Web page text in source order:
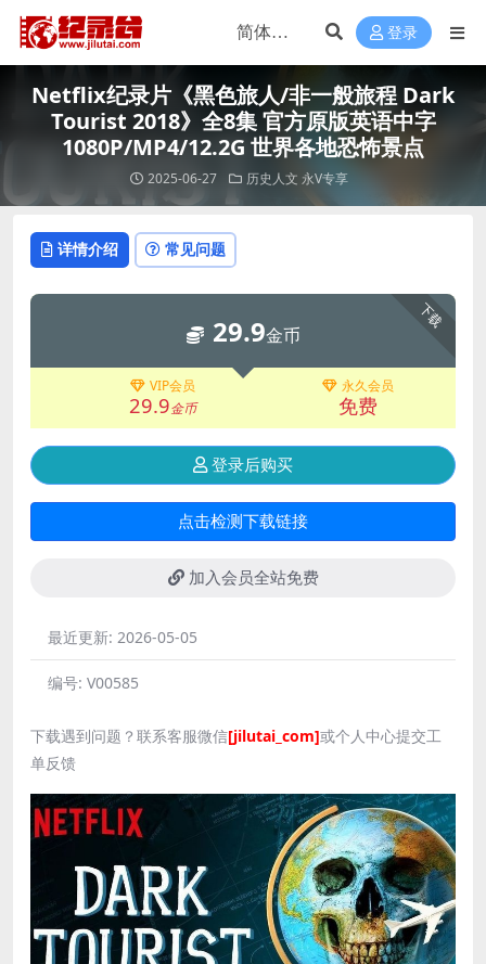
登录
Netflix纪录片《黑色旅人/非一般旅程 Dark
Tourist 2018》全8集 官方原版英语中字
1080P/MP4/12.2G 世界各地恐怖景点
2025-06-27 历史人文 永V专享
详情介绍 常见问题
下载
29.9金币
VIP会员
29.9金币
永久会员
免费
登录后购买
点击检测下载链接
加入会员全站免费
最近更新: 2026-05-05
编号: V00585
下载遇到问题？联系客服微信[jilutai_com]或个人中心提交工
单反馈